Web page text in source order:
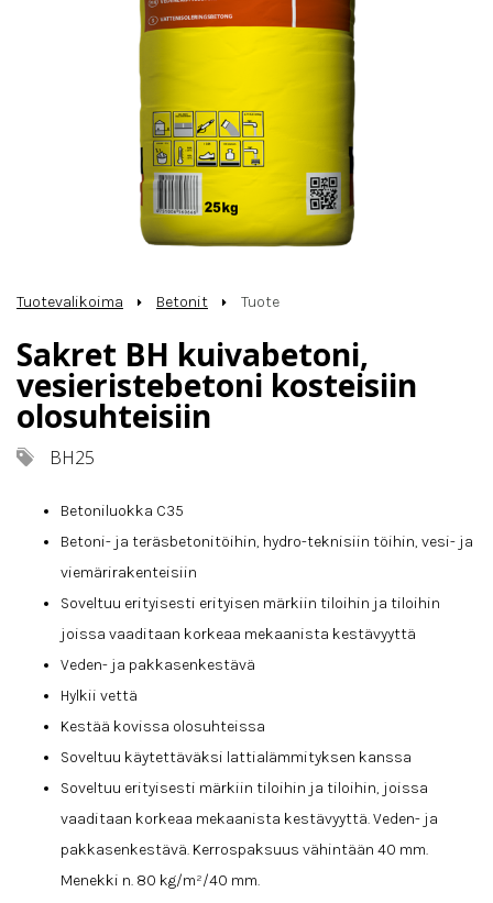
Tuotevalikoima Betonit Tuote
Sakret BH kuivabetoni,
vesieristebetoni kosteisiin
olosuhteisiin
BH25
Betoniluokka C35
Betoni- ja teräsbetonitöihin, hydro-teknisiin töihin, vesi- ja
viemärirakenteisiin
Soveltuu erityisesti erityisen märkiin tiloihin ja tiloihin
joissa vaaditaan korkeaa mekaanista kestävyyttä
Veden- ja pakkasenkestävä
Hylkii vettä
Kestää kovissa olosuhteissa
Soveltuu käytettäväksi lattialämmityksen kanssa
Soveltuu erityisesti märkiin tiloihin ja tiloihin, joissa
vaaditaan korkeaa mekaanista kestävyyttä. Veden- ja
pakkasenkestävä. Kerrospaksuus vähintään 40 mm.
Menekki n. 80 kg/m²/40 mm.